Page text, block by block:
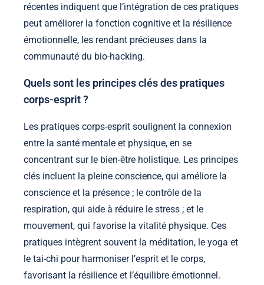
récentes indiquent que l’intégration de ces pratiques
peut améliorer la fonction cognitive et la résilience
émotionnelle, les rendant précieuses dans la
communauté du bio-hacking.
Quels sont les principes clés des pratiques
corps-esprit ?
Les pratiques corps-esprit soulignent la connexion
entre la santé mentale et physique, en se
concentrant sur le bien-être holistique. Les principes
clés incluent la pleine conscience, qui améliore la
conscience et la présence ; le contrôle de la
respiration, qui aide à réduire le stress ; et le
mouvement, qui favorise la vitalité physique. Ces
pratiques intègrent souvent la méditation, le yoga et
le tai-chi pour harmoniser l’esprit et le corps,
favorisant la résilience et l’équilibre émotionnel.